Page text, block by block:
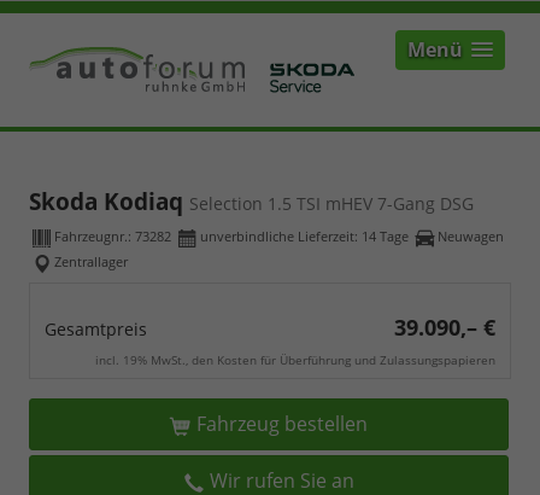
Menü
Skoda Kodiaq Selection 1.5 TSI mHEV 7-Gang DSG
Fahrzeugnr.: 73282 unverbindliche Lieferzeit: 14 Tage
Neuwagen
Zentrallager
Gesamtpreis 39.090,– €
incl. 19% MwSt., den Kosten für Überführung und Zulassungspapieren
Fahrzeug bestellen
Wir rufen Sie an